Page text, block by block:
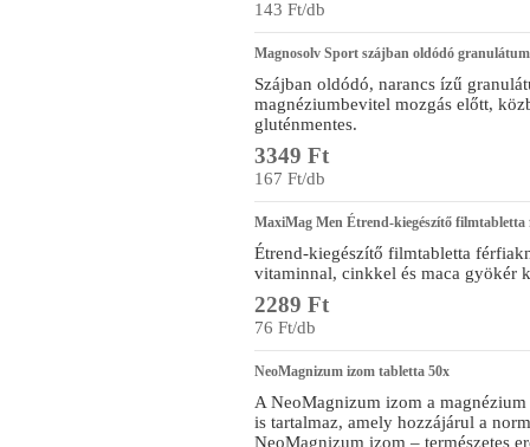
143 Ft/db
Magnosolv Sport szájban oldódó
Szájban oldódó, narancs ízű
magnéziumbevitel mozgás előtt,
gluténmentes.
3349 Ft
167 Ft/db
MaxiMag Men Étrend-kiegészítő
Étrend-kiegészítő filmtabletta
vitaminnal, cinkkel és maca gyökér
2289 Ft
76 Ft/db
NeoMagnizum izom tabletta 50x
A NeoMagnizum izom a
is tartalmaz, amely hozzájárul a
NeoMagnizum izom – természetes